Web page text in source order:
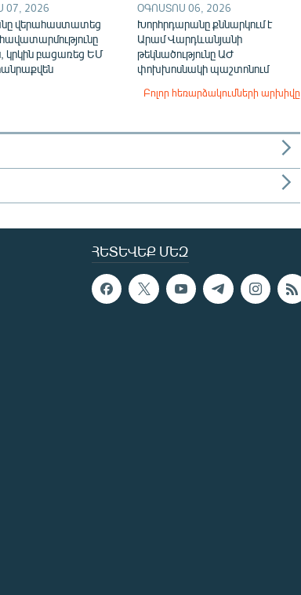
07, 2026
վերահաստատեց
կրկին բացառեց ԵՄ
ՕԳՈՍՏՈՍ 06, 2026
Խորհրդարանը քննարկում է
Արամ Վարդևանյանի
թեկնածությունը ԱԺ
փոխխոսնակի պաշտոնում
Բոլոր հեռարձակումների արխիվը
ՀԵՏԵՎԵՔ ՄԵԶ